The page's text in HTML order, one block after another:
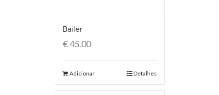
Bailer
€45.00
Adicionar Detalhes